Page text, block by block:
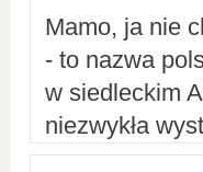
Mamo, ja nie
- to nazwa
w siedleckim
niezwykła